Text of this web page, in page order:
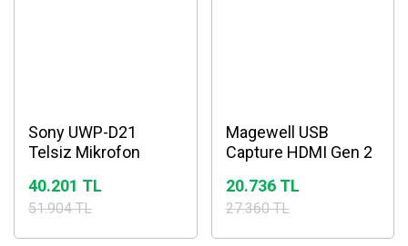
Sony UWP-D21
Telsiz Mikrofon
40.201 TL
51.904 TL
Magewell USB
Capture HDMI Gen 2
20.736 TL
27.360 TL